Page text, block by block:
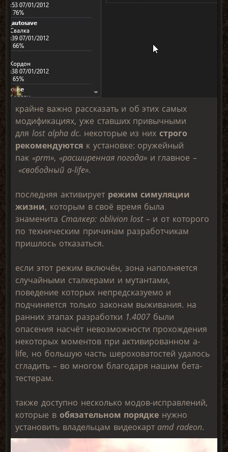
крайне важно рассказать и об этих самых
модификациях, уже ставших привычными
для lost alpha dc. некоторые из них строго
рекомендуются к установке: оружейный
пак «prm», «расширенная погода» и главное –
«свободный a-life».
последняя активирует режим симуляции
жизни, которым в своё время была
знаменита Сталкер: oblivion lost– и от которого
по техническим причинам разработчикам
пришлось отказаться.
если этот режим включён, зона наполняется
случайными сталкерами и мутантами,
поведение которых непредсказуемо и
подчиняется только законам выживания. на
ранних этапах разработки 1.4007 были
опасения насчёт невозможности прохождения
некоторых моментов при активированном a-
life, но большую часть шероховатостей удалось
сгладить – во многом благодаря нашим бета-
тестерам.
также доступно несколько модов-исправлений,
которые в обязательном порядке нужно
установить владельцам видеокарт amd radeon.